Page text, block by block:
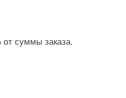
суммы заказа.